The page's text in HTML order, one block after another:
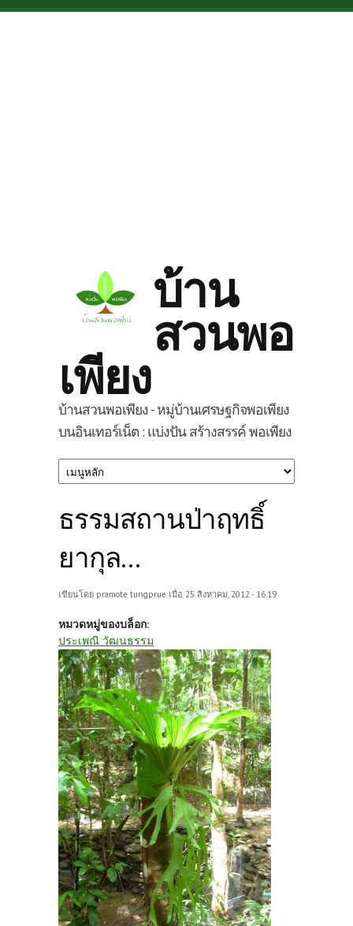
Skip to main content
บ้าน
สวนพอ
เพียง
บ้านสวนพอเพียง - หมู่บ้านเศรษฐกิจพอเพียง
บนอินเทอร์เน็ต : แบ่งปัน สร้างสรรค์ พอเพียง
ธรรมสถานป่าฤทธิ์
ยากุล...
เขียนโดย pramote tungprue เมื่อ 25 สิงหาคม, 2012 - 16:19
หมวดหมู่ของบล็อก:
ประเพณี วัฒนธรรม